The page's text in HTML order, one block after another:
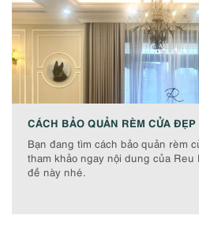
CÁCH BẢO QUẢN RÈM CỬA
Bạn đang tìm cách bảo quản rèm
tham khảo ngay nội dung của Reu
đề này nhé.